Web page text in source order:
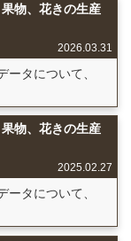
物、花きの生産
2026.03.31
タについて、
物、花きの生産
2025.02.27
タについて、